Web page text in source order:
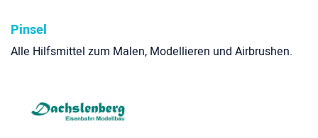
Pinsel
Alle Hilfsmittel zum Malen, Modellieren und Airbrushen.